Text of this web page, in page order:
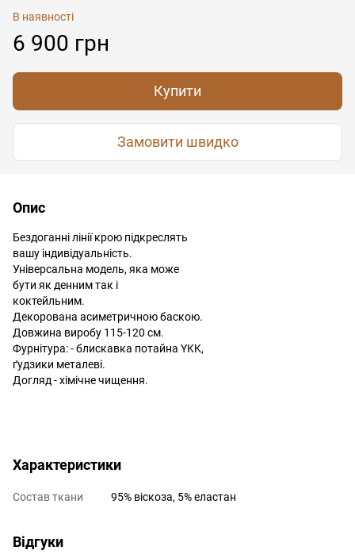
В наявності
6 900 грн
Купити
Замовити швидко
Опис
Бездоганні лінії крою підкреслять
вашу індивідуальність.
Універсальна модель, яка може
бути як денним так і
коктейльним.
Декорована асиметричною баскою.
Довжина виробу 115-120 см.
Фурнітура: - блискавка потайна YKK,
ґудзики металеві.
Догляд - хімічне чищення.
Характеристики
Состав ткани 95% віскоза, 5% еластан
Відгуки